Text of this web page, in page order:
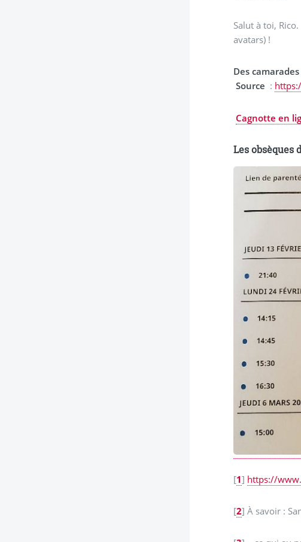
Salut à toi,
avatars) !
Des
Source :
Les obsèques
[1] https://
[2]À savoir :